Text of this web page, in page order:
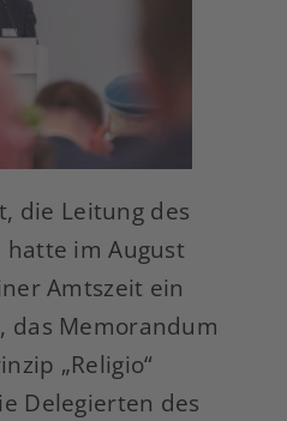
die Leitung des
im August
Amtszeit ein
das Memorandum
„Religio“
Delegierten des